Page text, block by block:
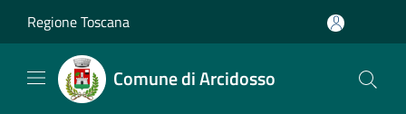
Regione Toscana
Comune di Arcidosso